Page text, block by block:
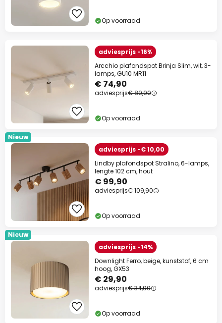
Op voorraad
adviesprijs -16%
Arcchio plafondspot Brinja Slim, wit, 3-
lamps, GU10 MR11
€ 74,90
adviesprijs€ 89,90
Op voorraad
Nieuw
adviesprijs -€ 10,00
Lindby plafondspot Stralino, 6-lamps,
lengte 102 cm, hout
€ 99,90
adviesprijs€ 109,90
Op voorraad
Nieuw
adviesprijs -14%
Downlight Ferro, beige, kunststof, 6 cm
hoog, GX53
€ 29,90
adviesprijs€ 34,90
Op voorraad